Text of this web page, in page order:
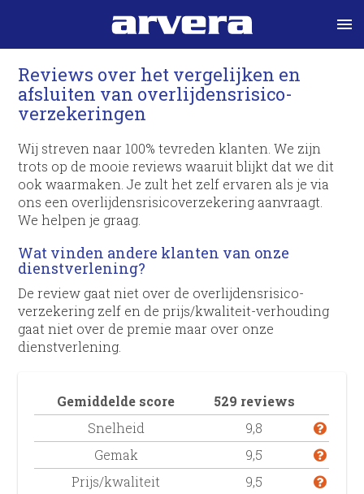
menu
Reviews over het vergelijken en
afsluiten van overlijdens­risico­
verzekeringen
Wij streven naar 100% tevreden klanten. We zijn
trots op de mooie reviews waaruit blijkt dat we dit
ook waarmaken. Je zult het zelf ervaren als je via
ons een overlijdens­risico­verzekering aanvraagt.
We helpen je graag.
Wat vinden andere klanten van onze
dienstverlening?
De review gaat niet over de overlijdens­risico­
verzekering zelf en de prijs/kwaliteit-verhouding
gaat niet over de premie maar over onze
dienstverlening.
Gemiddelde score
529 reviews
Snelheid
9,8
Gemak
9,5
Prijs/kwaliteit
9,5